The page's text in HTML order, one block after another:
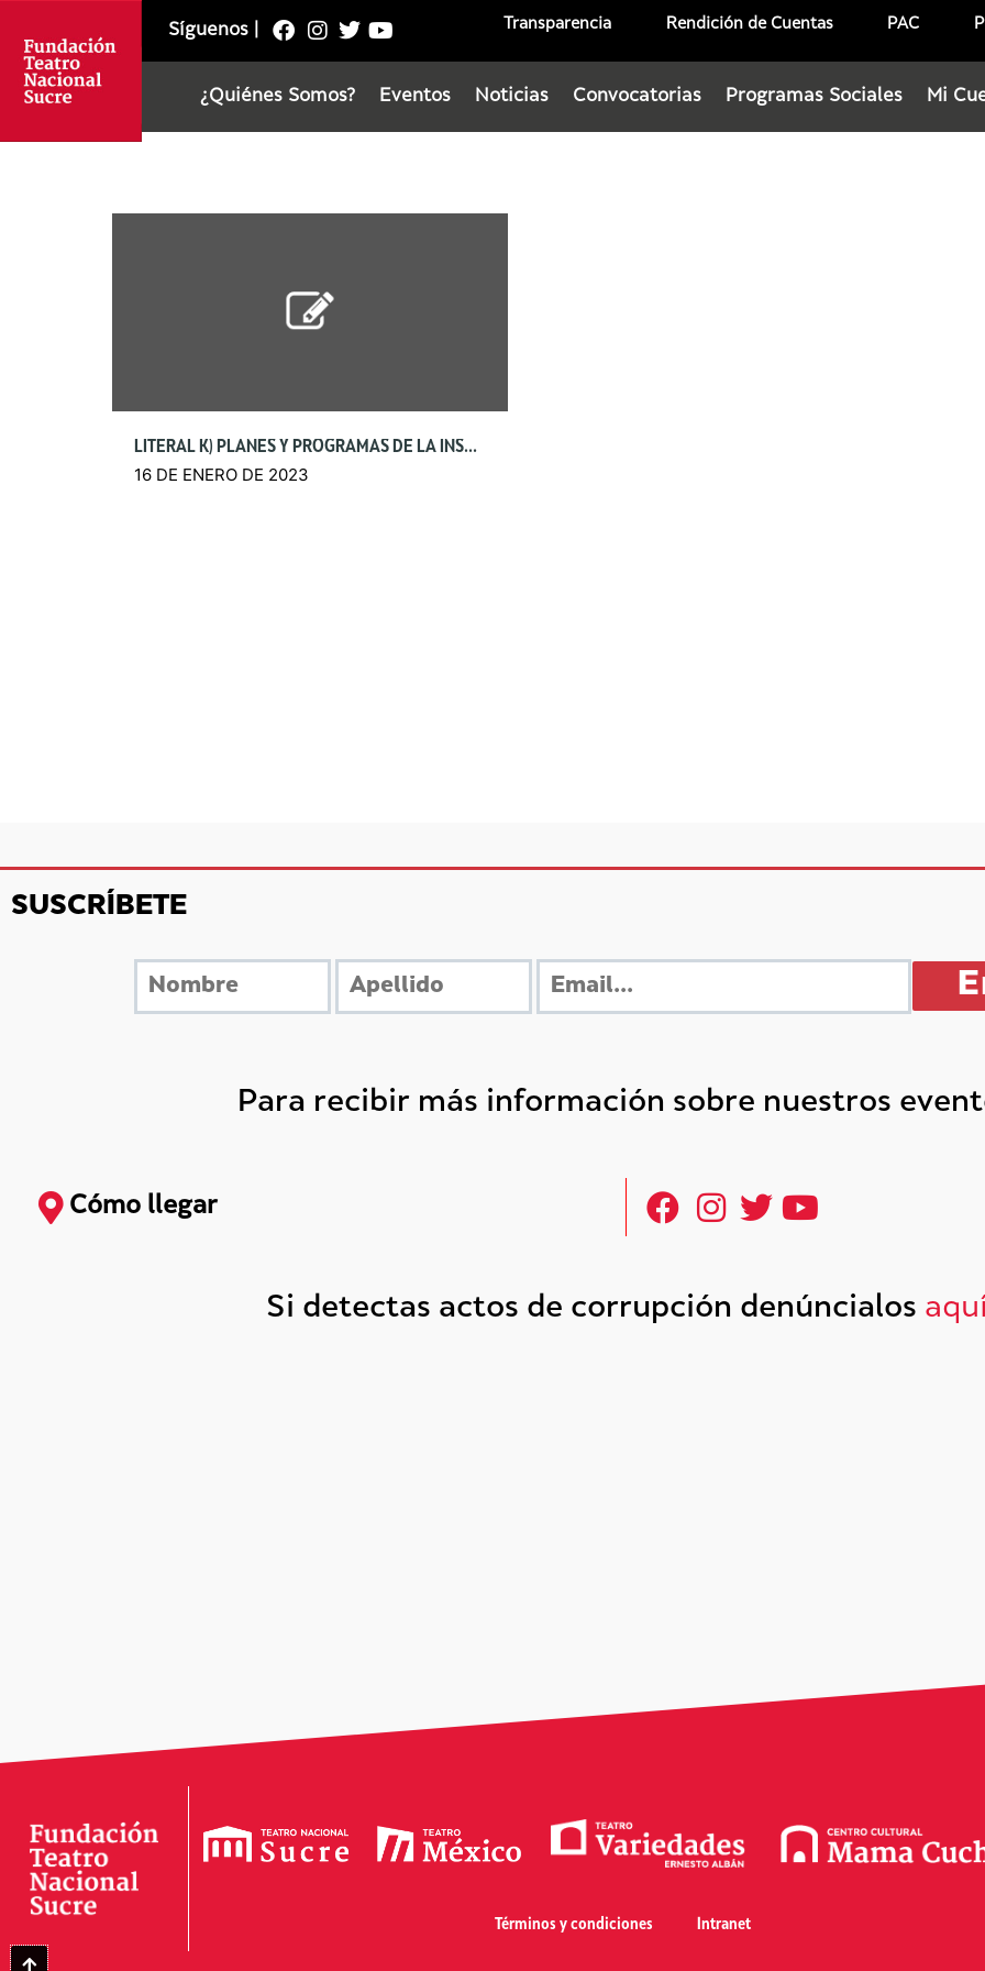
Síguenos Transparencia Rendición de Cuentas PAC
¿Quiénes Somos? Eventos Noticias Convocatorias Programas Sociales Mi
LITERAL K) PLANES Y PROGRAMAS DE LA INSTITUCIÓN
16 DE ENERO DE 2023
SUSCRÍBETE
Para recibir más información sobre nuestros
Cómo llegar
Si detectas actos de corrupción denúncialos aquí
Términos y condiciones Intranet